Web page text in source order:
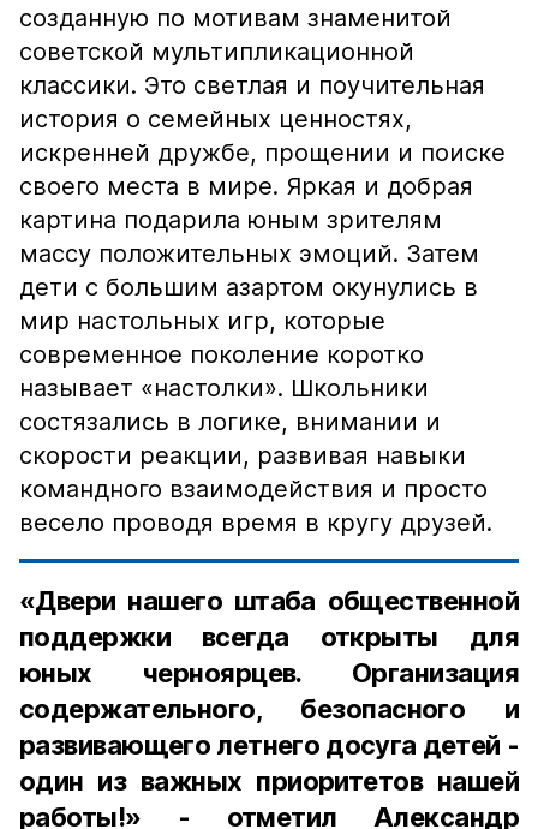
созданную по мотивам знаменитой
советской мультипликационной
классики. Это светлая и поучительная
история о семейных ценностях,
искренней дружбе, прощении и поиске
своего места в мире. Яркая и добрая
картина подарила юным зрителям
массу положительных эмоций. Затем
дети с большим азартом окунулись в
мир настольных игр, которые
современное поколение коротко
называет «настолки». Школьники
состязались в логике, внимании и
скорости реакции, развивая навыки
командного взаимодействия и просто
весело проводя время в кругу друзей.
«Двери нашего штаба общественной
поддержки всегда открыты для
юных черноярцев. Организация
содержательного, безопасного и
развивающего летнего досуга детей -
один из важных приоритетов нашей
работы!» - отметил Александр